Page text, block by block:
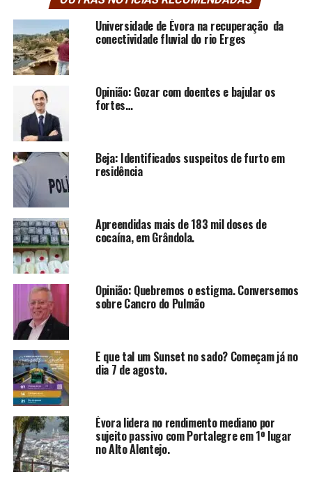
Universidade de Évora na recuperação da
conectividade fluvial do rio Erges
Opinião: Gozar com doentes e bajular os
fortes…
Beja: Identificados suspeitos de furto em
residência
Apreendidas mais de 183 mil doses de
cocaína, em Grândola.
Opinião: Quebremos o estigma. Conversemos
sobre Cancro do Pulmão
E que tal um Sunset no sado? Começam já no
dia 7 de agosto.
Évora lidera no rendimento mediano por
sujeito passivo com Portalegre em 1º lugar
no Alto Alentejo.